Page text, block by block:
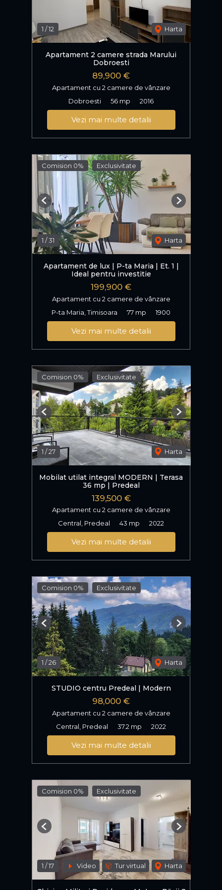
1 /12 Harta
Apartament 2 camere strada Marului
Dobroesti
89,900 €
Apartament cu 2 camere de vânzare
Dobroesti
56 mp 2016
Vezi mai multe detalii
Comision 0% Exclusivitate
1 /31 Harta
Previous Next
Apartament de lux | P-ta Maria | Et. 1 |
Ideal pentru investitie
199,900 €
Apartament cu 2 camere de vânzare
P-ta Maria, Timisoara
77 mp 1900
Vezi mai multe detalii
Comision 0% Exclusivitate
1 /27 Harta
Previous Next
Mobilat utilat integral MODERN | Terasa
36 mp | Predeal
139,500 €
Apartament cu 2 camere de vânzare
Central, Predeal
43 mp 2022
Vezi mai multe detalii
Comision 0% Exclusivitate
1 /26 Harta
Previous Next
STUDIO centru Predeal | Modern
98,000 €
Apartament cu 2 camere de vânzare
Central, Predeal
37.2 mp 2022
Vezi mai multe detalii
Comision 0% Exclusivitate
1 /17 Video Tur virtual Harta
Previous Next